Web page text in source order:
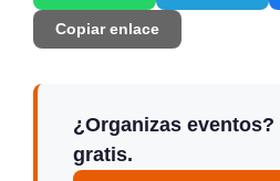
Copiar enlace
¿Organizas
gratis.